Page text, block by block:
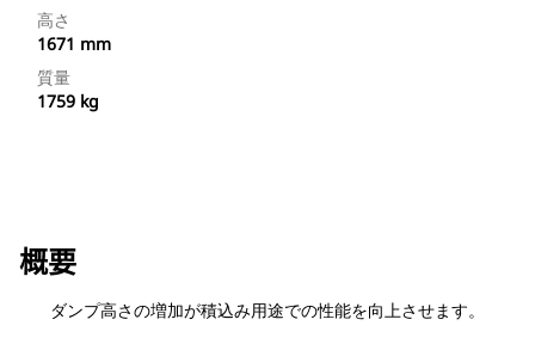
高さ
1671 mm
質量
1759 kg
概要
ダンプ高さの増加が積込み用途での性能を向上させます。